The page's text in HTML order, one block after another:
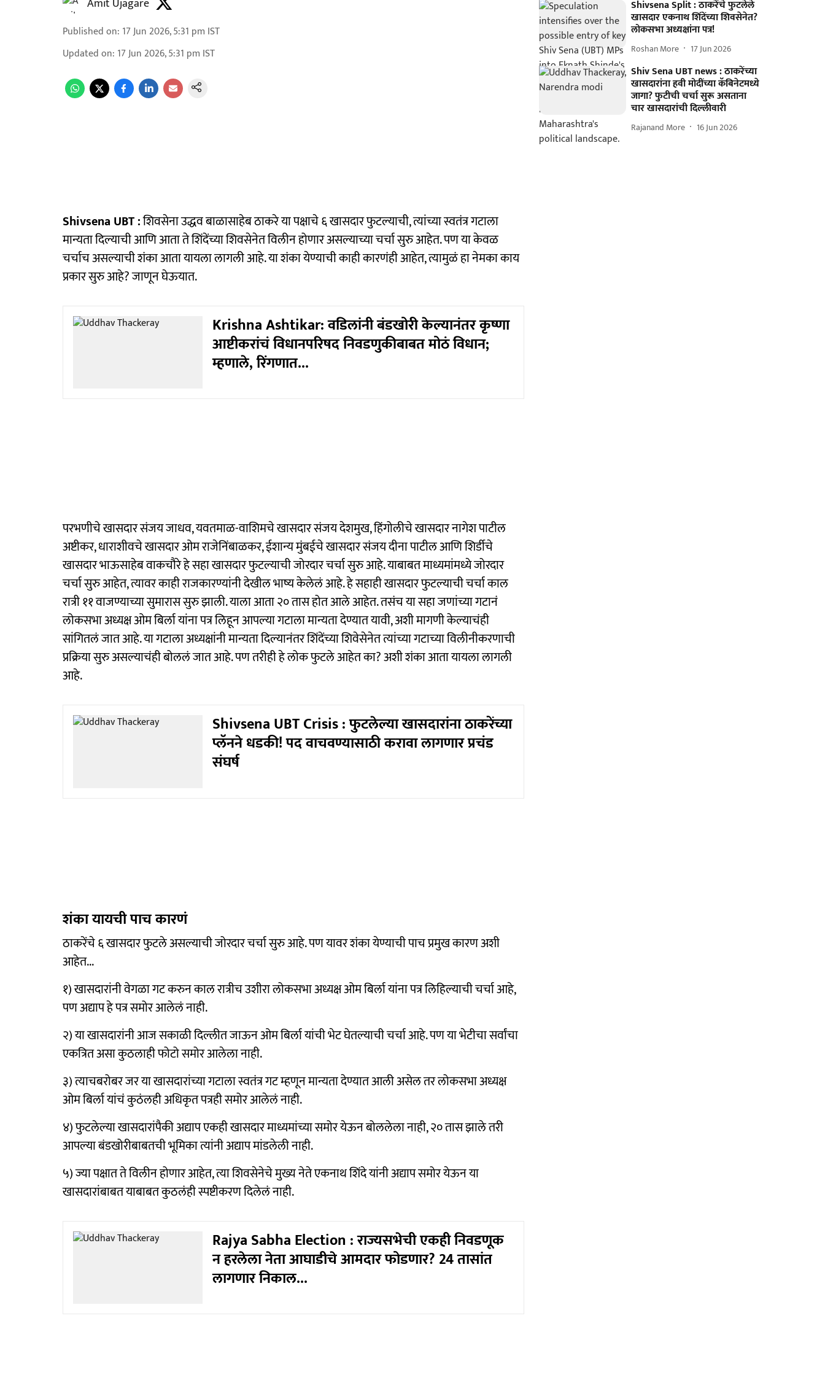
Amit Ujagare
Published on: 17 Jun 2026, 5:31 pm IST
Updated on: 17 Jun 2026, 5:31 pm IST
Shivsena UBT :शिवसेना उद्धव बाळासाहेब ठाकरे या पक्षाचे ६ खासदार फुटल्याची, त्यांच्या स्वतंत्र गटाला
मान्यता दिल्याची आणि आता ते शिंदेंच्या शिवसेनेत विलीन होणार असल्याच्या चर्चा सुरु आहेत. पण या केवळ
चर्चाच असल्याची शंका आता यायला लागली आहे. या शंका येण्याची काही कारणंही आहेत, त्यामुळं हा नेमका काय
प्रकार सुरु आहे? जाणून घेऊयात.
Krishna Ashtikar: वडिलांनी बंडखोरी केल्यानंतर कृष्णा
आष्टीकरांचं विधानपरिषद निवडणुकीबाबत मोठं विधान;
म्हणाले, रिंगणात...
परभणीचे खासदार संजय जाधव, यवतमाळ-वाशिमचे खासदार संजय देशमुख, हिंगोलीचे खासदार नागेश पाटील
अष्टीकर, धाराशीवचे खासदार ओम राजेनिंबाळकर, ईशान्य मुंबईचे खासदार संजय दीना पाटील आणि शिर्डीचे
खासदार भाऊसाहेब वाकचौरे हे सहा खासदार फुटल्याची जोरदार चर्चा सुरु आहे. याबाबत माध्यमांमध्ये जोरदार
चर्चा सुरु आहेत, त्यावर काही राजकारण्यांनी देखील भाष्य केलेलं आहे. हे सहाही खासदार फुटल्याची चर्चा काल
रात्री ११ वाजण्याच्या सुमारास सुरु झाली. याला आता २० तास होत आले आहेत. तसंच या सहा जणांच्या गटानं
लोकसभा अध्यक्ष ओम बिर्ला यांना पत्र लिहून आपल्या गटाला मान्यता देण्यात यावी, अशी मागणी केल्याचंही
सांगितलं जात आहे. या गटाला अध्यक्षांनी मान्यता दिल्यानंतर शिंदेंच्या शिवेसेनेत त्यांच्या गटाच्या विलीनीकरणाची
प्रक्रिया सुरु असल्याचंही बोललं जात आहे. पण तरीही हे लोक फुटले आहेत का? अशी शंका आता यायला लागली
आहे.
Shivsena UBT Crisis : फुटलेल्या खासदारांना ठाकरेंच्या
प्लॅनने धडकी! पद वाचवण्यासाठी करावा लागणार प्रचंड
संघर्ष
शंका यायची पाच कारणं
ठाकरेंचे ६ खासदार फुटले असल्याची जोरदार चर्चा सुरु आहे. पण यावर शंका येण्याची पाच प्रमुख कारण अशी
आहेत...
१) खासदारांनी वेगळा गट करुन काल रात्रीच उशीरा लोकसभा अध्यक्ष ओम बिर्ला यांना पत्र लिहिल्याची चर्चा आहे,
पण अद्याप हे पत्र समोर आलेलं नाही.
२) या खासदारांनी आज सकाळी दिल्लीत जाऊन ओम बिर्ला यांची भेट घेतल्याची चर्चा आहे. पण या भेटीचा सर्वांचा
एकत्रित असा कुठलाही फोटो समोर आलेला नाही.
३) त्याचबरोबर जर या खासदारांच्या गटाला स्वतंत्र गट म्हणून मान्यता देण्यात आली असेल तर लोकसभा अध्यक्ष
ओम बिर्ला यांचं कुठंलही अधिकृत पत्रही समोर आलेलं नाही.
४) फुटलेल्या खासदारांपैकी अद्याप एकही खासदार माध्यमांच्या समोर येऊन बोललेला नाही, २० तास झाले तरी
आपल्या बंडखोरीबाबतची भूमिका त्यांनी अद्याप मांडलेली नाही.
५) ज्या पक्षात ते विलीन होणार आहेत, त्या शिवसेनेचे मुख्य नेते एकनाथ शिंदे यांनी अद्याप समोर येऊन या
खासदारांबाबत याबाबत कुठलंही स्पष्टीकरण दिलेलं नाही.
Rajya Sabha Election : राज्यसभेची एकही निवडणूक
न हरलेला नेता आघाडीचे आमदार फोडणार? 24 तासांत
लागणार निकाल...
Shivsena Split : ठाकरेंचे फुटलेले
खासदार एकनाथ शिंदेंच्या शिवसेनेत?
लोकसभा अध्यक्षांना पत्र!
Roshan More 17 Jun 2026
Shiv Sena UBT news : ठाकरेंच्या
खासदारांना हवी मोदींच्या कॅबिनेटमध्ये
जागा? फुटीची चर्चा सुरू असताना
चार खासदारांची दिल्लीवारी
Rajanand More 16 Jun 2026